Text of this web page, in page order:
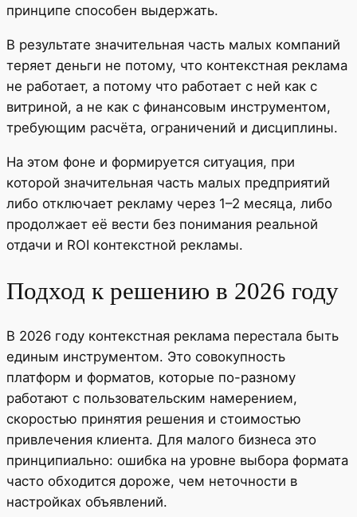
принципе способен выдержать.
В результате значительная часть малых компаний
теряет деньги не потому, что контекстная реклама
не работает, а потому что работает с ней как с
витриной, а не как с финансовым инструментом,
требующим расчёта, ограничений и дисциплины.
На этом фоне и формируется ситуация, при
которой значительная часть малых предприятий
либо отключает рекламу через 1–2 месяца, либо
продолжает её вести без понимания реальной
отдачи и ROI контекстной рекламы.
Подход к решению в 2026 году
В 2026 году контекстная реклама перестала быть
единым инструментом. Это совокупность
платформ и форматов, которые по-разному
работают с пользовательским намерением,
скоростью принятия решения и стоимостью
привлечения клиента. Для малого бизнеса это
принципиально: ошибка на уровне выбора формата
часто обходится дороже, чем неточности в
настройках объявлений.